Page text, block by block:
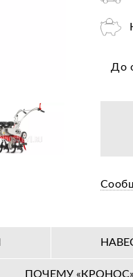
До
ПОЧЕМУ «КРОНОС»